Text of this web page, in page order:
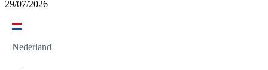
29/07/2026
Nederland